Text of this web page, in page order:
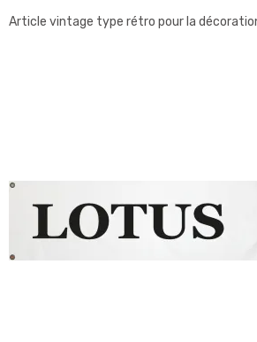
Article vintage type rétro pour la